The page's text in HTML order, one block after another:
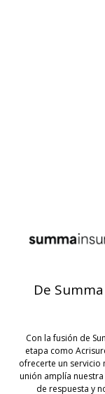
De
Con la fusión de
etapa como
ofrecerte un servicio
unión amplía
de respuesta y